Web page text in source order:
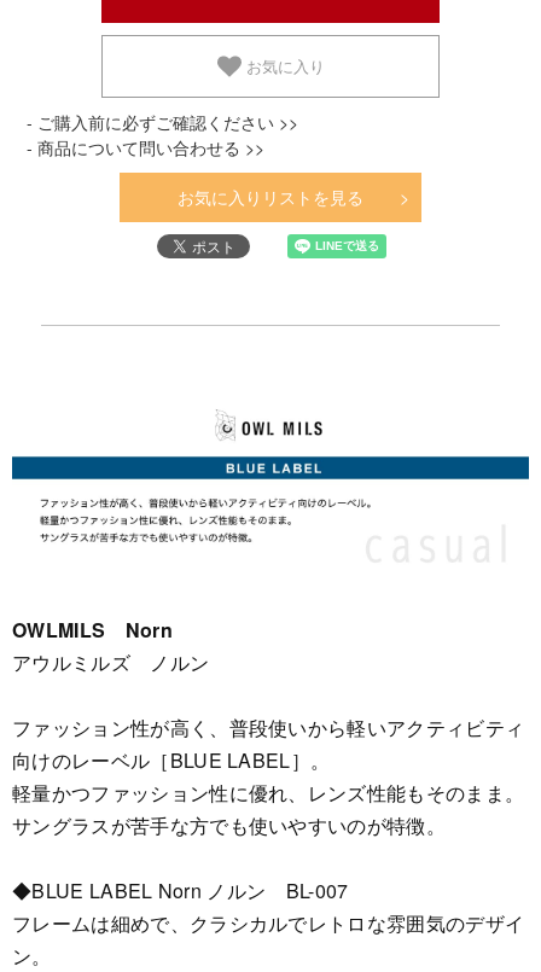
お気に入り
- ご購入前に必ずご確認ください >>
- 商品について問い合わせる >>
お気に入りリストを見る
OWLMILS Norn
アウルミルズ ノルン
ファッション性が高く、普段使いから軽いアクティビティ
向けのレーベル［BLUE LABEL］。
軽量かつファッション性に優れ、レンズ性能もそのまま。
サングラスが苦手な方でも使いやすいのが特徴。
◆BLUE LABEL Norn ノルン BL-007
フレームは細めで、クラシカルでレトロな雰囲気のデザイ
ン。